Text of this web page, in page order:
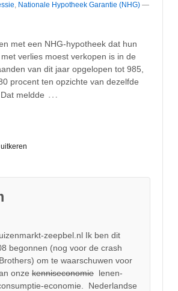
, Nationale Hypotheek Garantie (NHG) —
met een NHG-hypotheek dat hun
verlies moest verkopen is in de
van dit jaar opgelopen tot 985,
procent ten opzichte van dezelfde
meldde …
uitkeren
zeepbel.nl Ik ben dit
begonnen (nog voor de crash
om te waarschuwen voor
onze kenniseconomie lenen-
economie. Nederlandse